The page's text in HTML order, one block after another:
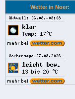
Wetter in Noer: